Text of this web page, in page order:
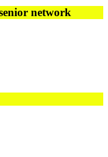
network